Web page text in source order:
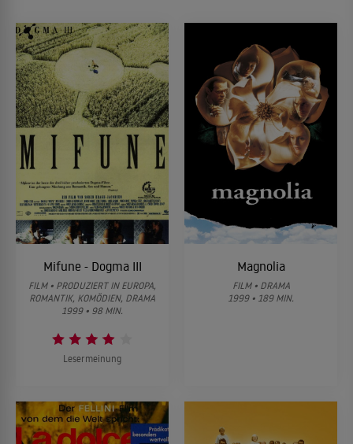
Mifune - Dogma III
FILM • PRODUZIERT IN EUROPA,
ROMANTIK, KOMÖDIEN, DRAMA
1999 • 98 MIN.
Lesermeinung
Magnolia
FILM • DRAMA
1999 • 189 MIN.